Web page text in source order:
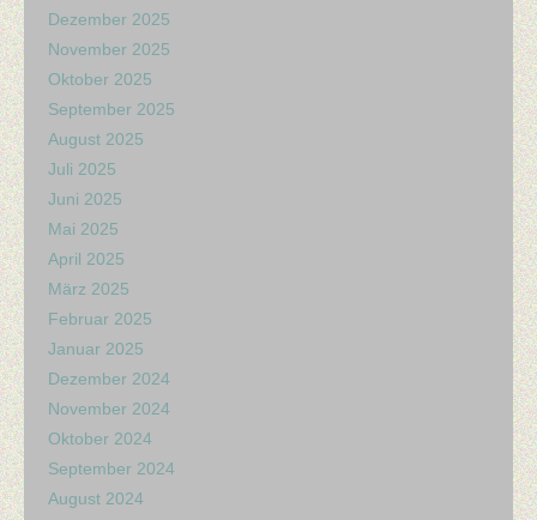
Dezember 2025
November 2025
Oktober 2025
September 2025
August 2025
Juli 2025
Juni 2025
Mai 2025
April 2025
März 2025
Februar 2025
Januar 2025
Dezember 2024
November 2024
Oktober 2024
September 2024
August 2024